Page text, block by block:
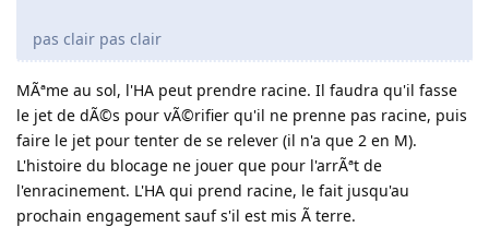
pas clair pas clair
MÃªme au sol, l'HA peut prendre racine. Il faudra qu'il fasse
le jet de dÃ©s pour vÃ©rifier qu'il ne prenne pas racine, puis
faire le jet pour tenter de se relever (il n'a que 2 en M).
L'histoire du blocage ne jouer que pour l'arrÃªt de
l'enracinement. L'HA qui prend racine, le fait jusqu'au
prochain engagement sauf s'il est mis Ã terre.